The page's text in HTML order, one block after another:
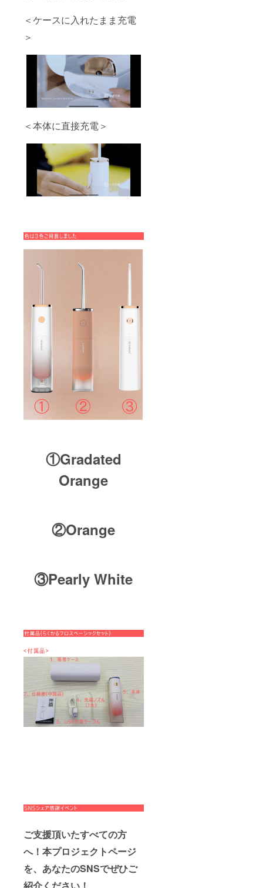
＜ケースに入れたまま充電
＞
＜本体に直接充電＞
①Gradated
Orange
②Orange
③Pearly White
ご支援頂いたすべての方
へ！本プロジェクトページ
を、あなたのSNSでぜひご